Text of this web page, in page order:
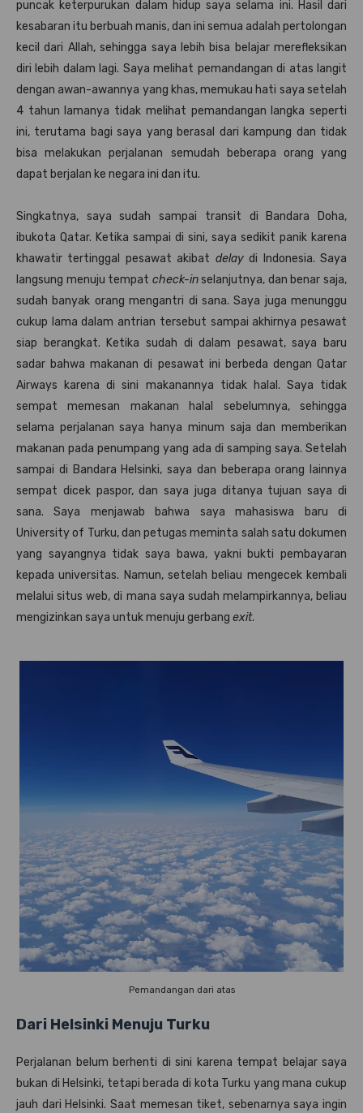
puncak keterpurukan dalam hidup saya selama ini. Hasil dari
kesabaran itu berbuah manis, dan ini semua adalah pertolongan
kecil dari Allah, sehingga saya lebih bisa belajar merefleksikan
diri lebih dalam lagi. Saya melihat pemandangan di atas langit
dengan awan-awannya yang khas, memukau hati saya setelah
4 tahun lamanya tidak melihat pemandangan langka seperti
ini, terutama bagi saya yang berasal dari kampung dan tidak
bisa melakukan perjalanan semudah beberapa orang yang
dapat berjalan ke negara ini dan itu.
Singkatnya, saya sudah sampai transit di Bandara Doha,
ibukota Qatar. Ketika sampai di sini, saya sedikit panik karena
khawatir tertinggal pesawat akibat delaydi Indonesia. Saya
langsung menuju tempat check-inselanjutnya, dan benar saja,
sudah banyak orang mengantri di sana. Saya juga menunggu
cukup lama dalam antrian tersebut sampai akhirnya pesawat
siap berangkat. Ketika sudah di dalam pesawat, saya baru
sadar bahwa makanan di pesawat ini berbeda dengan Qatar
Airways karena di sini makanannya tidak halal. Saya tidak
sempat memesan makanan halal sebelumnya, sehingga
selama perjalanan saya hanya minum saja dan memberikan
makanan pada penumpang yang ada di samping saya. Setelah
sampai di Bandara Helsinki, saya dan beberapa orang lainnya
sempat dicek paspor, dan saya juga ditanya tujuan saya di
sana. Saya menjawab bahwa saya mahasiswa baru di
University of Turku, dan petugas meminta salah satu dokumen
yang sayangnya tidak saya bawa, yakni bukti pembayaran
kepada universitas. Namun, setelah beliau mengecek kembali
melalui situs web, di mana saya sudah melampirkannya, beliau
mengizinkan saya untuk menuju gerbang exit.
Pemandangan dari atas
Dari Helsinki Menuju Turku
Perjalanan belum berhenti di sini karena tempat belajar saya
bukan di Helsinki, tetapi berada di kota Turku yang mana cukup
jauh dari Helsinki. Saat memesan tiket, sebenarnya saya ingin